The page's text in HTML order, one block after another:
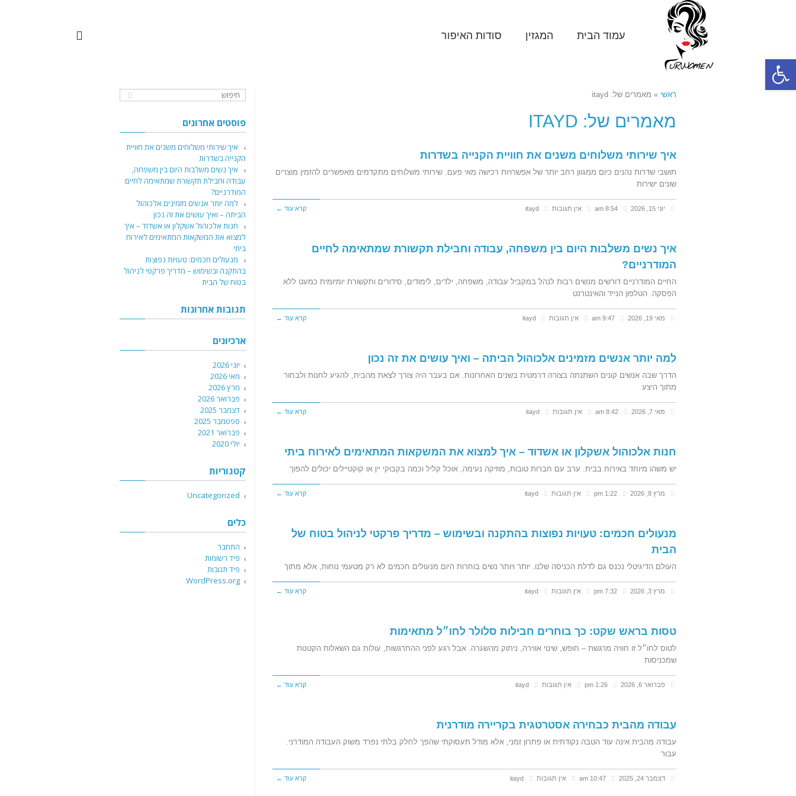
פתח סרגל נגישות
עמוד הבית המגזין סודות האיפור
ראשי » מאמרים של: itayd
מאמרים של: ITAYD
איך שירותי משלוחים משנים את חוויית הקנייה בשדרות
תושבי שדרות נהנים כיום ממגוון רחב יותר של אפשרויות רכישה מאי פעם. שירותי משלוחים מתקדמים מאפשרים להזמין מוצרים
שונים ישירות
יוני 15, 2026 אין תגובות itayd קרא עוד ←
איך נשים משלבות היום בין משפחה, עבודה וחבילת תקשורת שמתאימה לחיים
המודרניים?
החיים המודרניים דורשים מנשים רבות לנהל במקביל עבודה, משפחה, ילדים, לימודים, סידורים ותקשורת יומיומית כמעט ללא
הפסקה. הטלפון הנייד והאינטרנט
מאי 19, 2026 אין תגובות itayd קרא עוד ←
למה יותר אנשים מזמינים אלכוהול הביתה – ואיך עושים את זה נכון
הדרך שבה אנשים קונים השתנתה בצורה דרמטית בשנים האחרונות. אם בעבר היה צורך לצאת מהבית, להגיע לחנות ולבחור
מתוך היצע
מאי 7, 2026 אין תגובות itayd קרא עוד ←
חנות אלכוהול אשקלון או אשדוד – איך למצוא את המשקאות המתאימים לאירוח ביתי
יש משהו מיוחד באירוח בבית. ערב עם חברות טובות, מוזיקה נעימה, אוכל קליל וכמה בקבוקי יין או קוקטיילים יכולים להפוך
מרץ 8, 2026 אין תגובות itayd קרא עוד ←
מנעולים חכמים: טעויות נפוצות בהתקנה ובשימוש – מדריך פרקטי לניהול בטוח של
הבית
העולם הדיגיטלי נכנס גם לדלת הכניסה שלנו. יותר ויותר נשים בוחרות היום מנעולים חכמים לא רק מטעמי נוחות, אלא מתוך
מרץ 3, 2026 אין תגובות itayd קרא עוד ←
טסות בראש שקט: כך בוחרים חבילות סלולר לחו״ל מתאימות
לטוס לחו״ל זו חוויה מרגשת – חופש, שינוי אווירה, ניתוק מהשגרה. אבל רגע לפני ההתרגשות, עולות גם השאלות הקטנות
שמכניסות
פברואר 6, 2026 אין תגובות itayd קרא עוד ←
עבודה מהבית כבחירה אסטרטגית בקריירה מודרנית
עבודה מהבית אינה עוד הטבה נקודתית או פתרון זמני, אלא מודל תעסוקתי שהפך לחלק בלתי נפרד משוק העבודה המודרני.
עבור
דצמבר 24, 2025 אין תגובות itayd קרא עוד ←
פוסטים אחרונים
איך שירותי משלוחים משנים את חוויית
הקנייה בשדרות
איך נשים משלבות היום בין משפחה,
עבודה וחבילת תקשורת שמתאימה לחיים
המודרניים?
למה יותר אנשים מזמינים אלכוהול
הביתה – ואיך עושים את זה נכון
חנות אלכוהול אשקלון או אשדוד – איך
למצוא את המשקאות המתאימים לאירוח
ביתי
מנעולים חכמים: טעויות נפוצות
בהתקנה ובשימוש – מדריך פרקטי לניהול
בטוח של הבית
תגובות אחרונות
ארכיונים
יוני 2026
מאי 2026
מרץ 2026
פברואר 2026
דצמבר 2025
ספטמבר 2025
פברואר 2021
יולי 2020
קטגוריות
Uncategorized
כלים
התחבר
פיד רשומות
פיד תגובות
WordPress.org